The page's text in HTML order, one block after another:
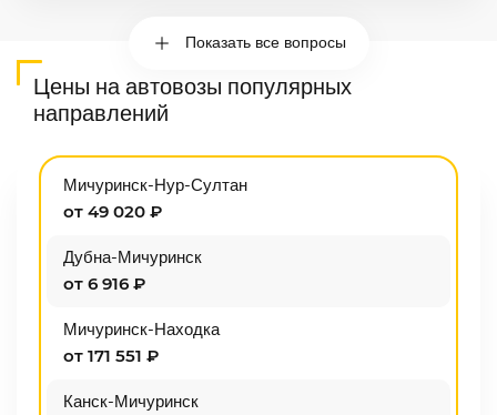
Показать все вопросы
Цены на автовозы популярных
направлений
Мичуринск-Нур-Султан
от 49 020 ₽
Дубна-Мичуринск
от 6 916 ₽
Мичуринск-Находка
от 171 551 ₽
Канск-Мичуринск